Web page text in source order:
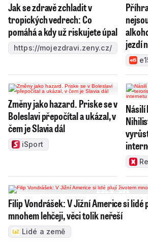
Jak se zdravě zchladit v
tropických vedrech: Co
pomáhá a kdy už riskujete úpal
https://mojezdravi.zeny.cz/
jezdí
zboží
Změny jako hazard. Priske se v
Boleslavi přepočítal a ukázal, v
čem je Slavia dál
iSport
Násilí
děti
Filip Vondrášek: V Jižní Americe si lidé
mnohem lehčeji, věci tolik neřeší
Lidé a země